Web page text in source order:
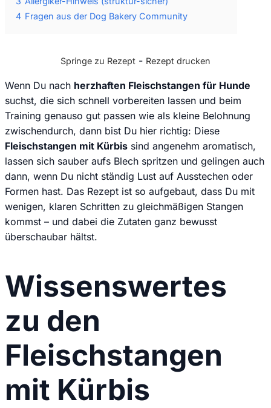
4 Fragen aus der Dog Bakery Community
Springe zu Rezept - Rezept drucken
Wenn Du nach herzhaften Fleischstangen für Hunde
suchst, die sich schnell vorbereiten lassen und beim
Training genauso gut passen wie als kleine Belohnung
zwischendurch, dann bist Du hier richtig: Diese
Fleischstangen mit Kürbis sind angenehm aromatisch,
lassen sich sauber aufs Blech spritzen und gelingen auch
dann, wenn Du nicht ständig Lust auf Ausstechen oder
Formen hast. Das Rezept ist so aufgebaut, dass Du mit
wenigen, klaren Schritten zu gleichmäßigen Stangen
kommst – und dabei die Zutaten ganz bewusst
überschaubar hältst.
Wissenswertes
zu den
Fleischstangen
mit Kürbis